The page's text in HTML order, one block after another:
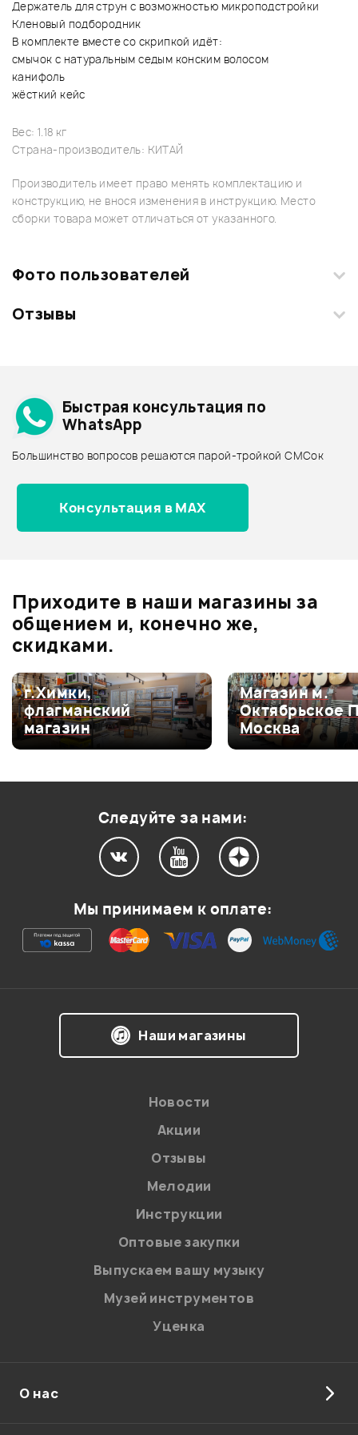
Держатель для струн с возможностью микроподстройки
Кленовый подбородник
В комплекте вместе со скрипкой идёт:
смычок с натуральным седым конским волосом
канифоль
жёсткий кейс
Вес: 1.18 кг
Страна-производитель: КИТАЙ
Производитель имеет право менять комплектацию и
конструкцию, не внося изменения в инструкцию. Место
сборки товара может отличаться от указанного.
Фото пользователей
Загрузите свои фотографии купленного товара и получите
Отзывы
0.0
Оценка5
0
Оценка4
0
Оценка3
0
Архив товаров - дешевле
Архив товаров - дороже
Все товары FORCE
Архив товаров - новинки
Ваша оценка:
на обработку персональных данных в
Политикой в отношении обработки
персональных данных.
Введите проверочное число:
Отправить
Быстрая консультация по
WhatsApp
Большинство вопросов решаются парой-тройкой СМСок
Консультация в MAX
Приходите в наши магазины за
общением и, конечно же,
скидками.
г.Химки,
флагманский
магазин
Магазин м.
Октябрьское
Москва
Следуйте за нами:
Мы принимаем к оплате:
Наши магазины
Новости
Акции
Отзывы
Мелодии
Инструкции
Оптовые закупки
Выпускаем вашу музыку
Музей инструментов
Уценка
О нас